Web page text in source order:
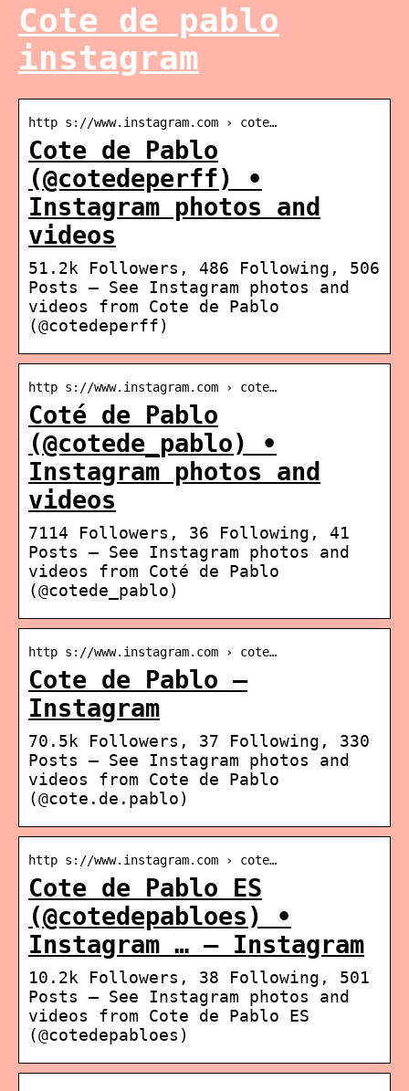
Cote de pablo
instagram
http s://www.instagram.com › cote…
Cote de Pablo
(@cotedeperff) •
Instagram photos and
videos
51.2k Followers, 486 Following, 506
Posts – See Instagram photos and
videos from Cote de Pablo
(@cotedeperff)
http s://www.instagram.com › cote…
Coté de Pablo
(@cotede_pablo) •
Instagram photos and
videos
7114 Followers, 36 Following, 41
Posts – See Instagram photos and
videos from Coté de Pablo
(@cotede_pablo)
http s://www.instagram.com › cote…
Cote de Pablo –
Instagram
70.5k Followers, 37 Following, 330
Posts – See Instagram photos and
videos from Cote de Pablo
(@cote.de.pablo)
http s://www.instagram.com › cote…
Cote de Pablo ES
(@cotedepabloes) •
Instagram … – Instagram
10.2k Followers, 38 Following, 501
Posts – See Instagram photos and
videos from Cote de Pablo ES
(@cotedepabloes)